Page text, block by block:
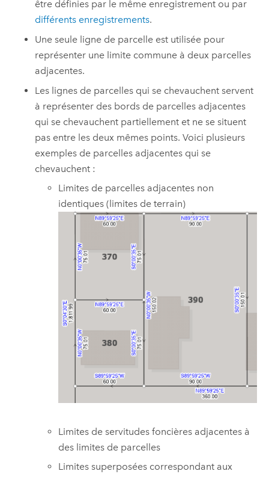
être définies par le même enregistrement ou par
différents enregistrements.
Une seule ligne de parcelle est utilisée pour
représenter une limite commune à deux parcelles
adjacentes.
Les lignes de parcelles qui se chevauchent servent
à représenter des bords de parcelles adjacentes
qui se chevauchent partiellement et ne se situent
pas entre les deux mêmes points. Voici plusieurs
exemples de parcelles adjacentes qui se
chevauchent :
Limites de parcelles adjacentes non
identiques (limites de terrain)
Limites de servitudes foncières adjacentes à
des limites de parcelles
Limites superposées correspondant aux